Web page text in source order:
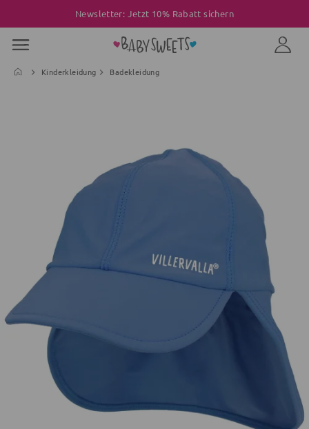
Newsletter: Jetzt 10% Rabatt sichern
Kinderkleidung Badekleidung